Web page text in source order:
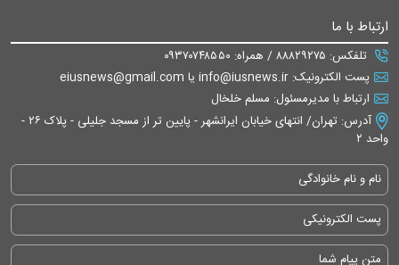
ارتباط با ما
تلفکس: ۸۸۸۲۹۲۷۵ / همراه: ۰۹۳۷۰۷۴۸۵۵۰
پست الکترونیک: info@iusnews.ir یا eiusnews@gmail.com
ارتباط با مدیرمسئول: مسلم خلخال
آدرس: تهران/ انتهای خیابان ایرانشهر - پایین تر از مسجد جلیلی - پلاک ۲۶ -
واحد ۲